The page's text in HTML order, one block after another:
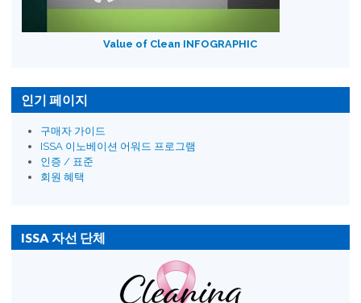
Value of Clean INFOGRAPHIC
인기 페이지
구매자 가이드
ISSA 이노베이션 어워드 프로그램
인증 / 표준
회원 혜택
ISSA 자선 단체